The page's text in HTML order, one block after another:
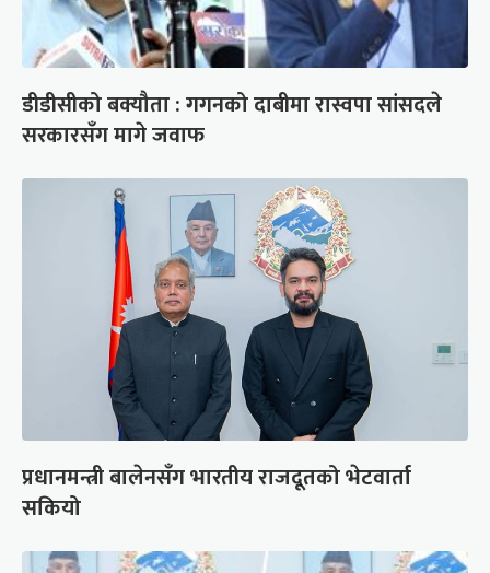
डीडीसीको बक्यौता : गगनको दाबीमा रास्वपा सांसदले
सरकारसँग मागे जवाफ
प्रधानमन्त्री बालेनसँग भारतीय राजदूतको भेटवार्ता
सकियो